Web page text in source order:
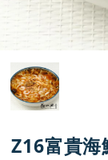
Z16富貴